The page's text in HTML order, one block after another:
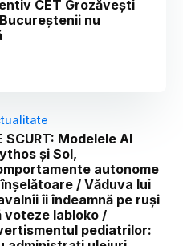
CET Grozăvești
nu
SCURT: Modelele AI
și Sol,
autonome
/ Văduva lui
îi îndeamnă pe ruși
voteze Iabloko /
pediatrilor: